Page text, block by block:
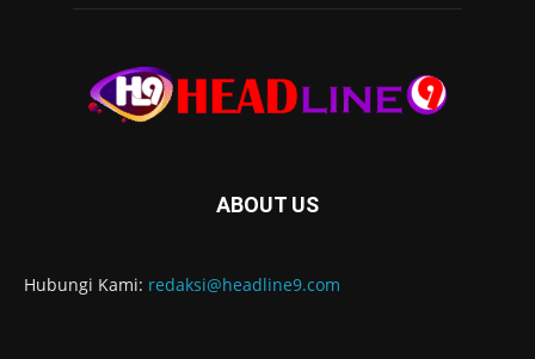
ABOUT US
Hubungi Kami: redaksi@headline9.com